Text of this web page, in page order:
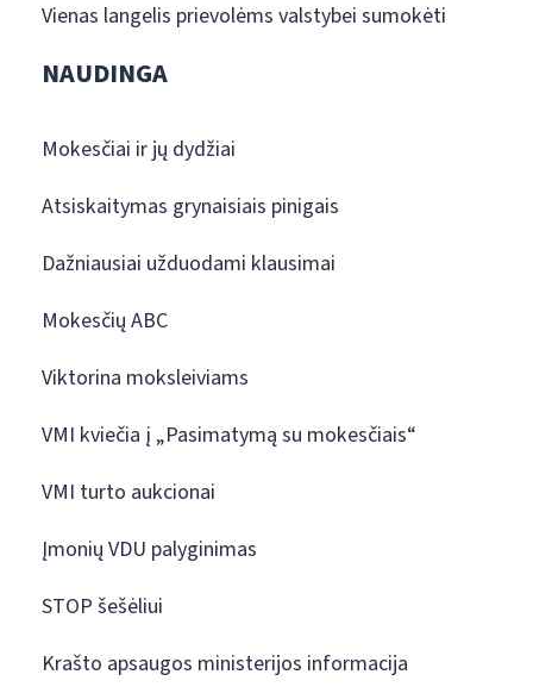
Vienas langelis prievolėms valstybei sumokėti
NAUDINGA
Mokesčiai ir jų dydžiai
Atsiskaitymas grynaisiais pinigais
Dažniausiai užduodami klausimai
Mokesčių ABC
Viktorina moksleiviams
VMI kviečia į „Pasimatymą su mokesčiais“
VMI turto aukcionai
Įmonių VDU palyginimas
STOP šešėliui
Krašto apsaugos ministerijos informacija